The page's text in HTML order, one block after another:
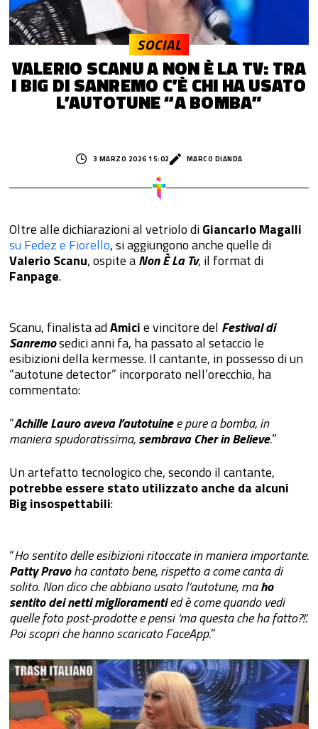
VALERIO SCANU A NON È LA TV: TRA
I BIG DI SANREMO C’È CHI HA USATO
L’AUTOTUNE “A BOMBA”
SOCIAL
3 MARZO 2026 15:02 MARCO DIANDA
Oltre alle dichiarazioni al vetriolo diGiancarlo Magalli
su Fedez e Fiorello, si aggiungono anche quelle di
Valerio Scanu, ospite aNon È La Tv, il format di
Fanpage.
Scanu, finalista adAmicie vincitore del Festival di
Sanremosedici anni fa, ha passato al setaccio le
esibizioni della kermesse. Il cantante, in possesso di un
“autotune detector” incorporato nell’orecchio, ha
commentato:
“Achille Lauro aveva l’autotuinee pure a bomba, in
maniera spudoratissima,sembrava Cher in Believe.”
Un artefatto tecnologico che, secondo il cantante,
potrebbe essere stato utilizzato anche da alcuni
Big insospettabili:
“Ho sentito delle esibizioni ritoccate in maniera importante.
Patty Pravoha cantato bene, rispetto a come canta di
solito. Non dico che abbiano usato l’autotune, maho
sentito dei netti miglioramentied è come quando vedi
quelle foto post-prodotte e pensi ‘ma questa che ha fatto?!’.
Poi scopri che hanno scaricato FaceApp.”